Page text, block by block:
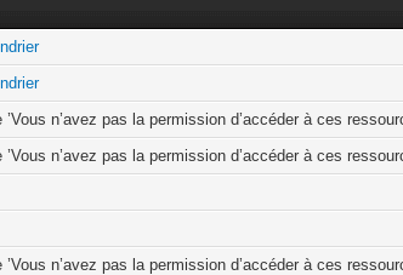
’Vous n’avez pas la permission d’accéder à ces
’Vous n’avez pas la permission d’accéder à ces
’Vous n’avez pas la permission d’accéder à ces